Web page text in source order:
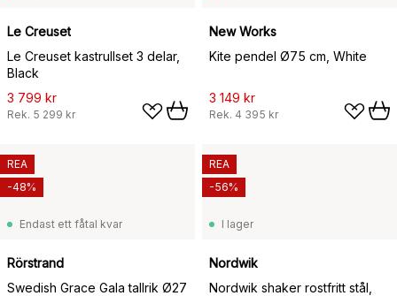
Le Creuset
Le Creuset kastrullset 3 delar,
Black
3 799 kr
Rek. 5 299 kr
New Works
Kite pendel Ø75 cm, White
3 149 kr
Rek. 4 395 kr
Endast ett fåtal kvar
Rörstrand
Swedish Grace Gala tallrik Ø27
REA
-48%
I lager
Nordwik
Nordwik shaker rostfritt stål,
REA
-56%